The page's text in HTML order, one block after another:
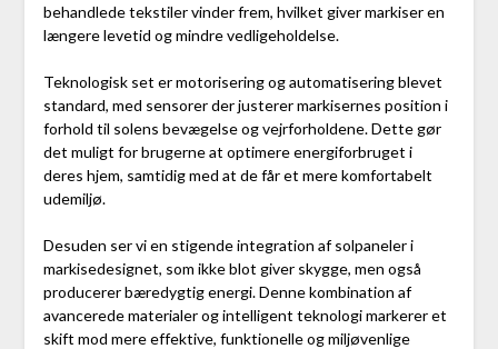
behandlede tekstiler vinder frem, hvilket giver markiser en
længere levetid og mindre vedligeholdelse.
Teknologisk set er motorisering og automatisering blevet
standard, med sensorer der justerer markisernes position i
forhold til solens bevægelse og vejrforholdene. Dette gør
det muligt for brugerne at optimere energiforbruget i
deres hjem, samtidig med at de får et mere komfortabelt
udemiljø.
Desuden ser vi en stigende integration af solpaneler i
markisedesignet, som ikke blot giver skygge, men også
producerer bæredygtig energi. Denne kombination af
avancerede materialer og intelligent teknologi markerer et
skift mod mere effektive, funktionelle og miljøvenlige